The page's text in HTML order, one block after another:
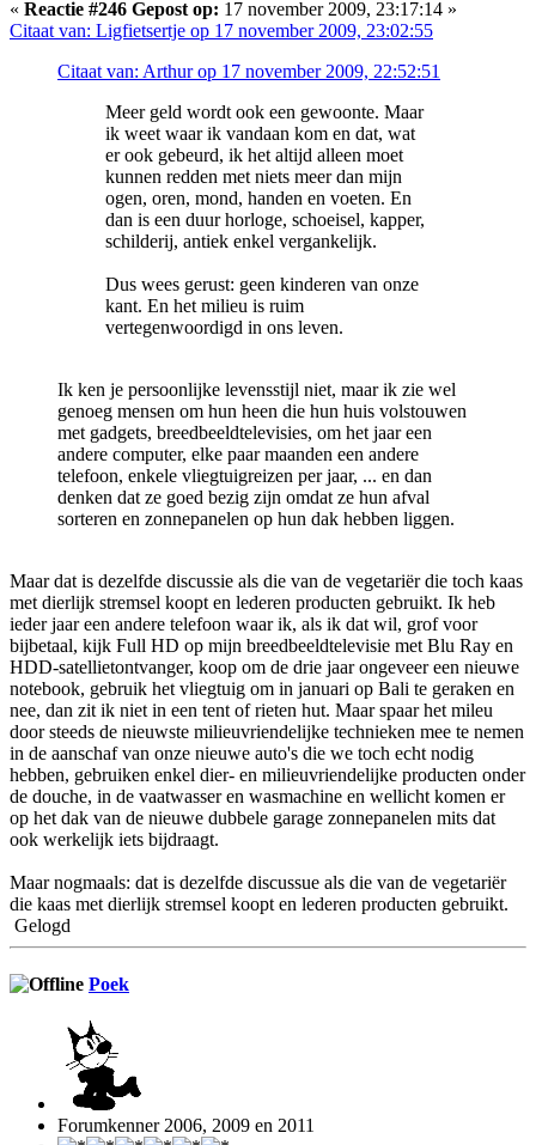
« Reactie #246 Gepost op: 17 november 2009, 23:17:14 »
Citaat van: Ligfietsertje op 17 november 2009, 23:02:55
Citaat van: Arthur op 17 november 2009, 22:52:51
Meer geld wordt ook een gewoonte. Maar
ik weet waar ik vandaan kom en dat, wat
er ook gebeurd, ik het altijd alleen moet
kunnen redden met niets meer dan mijn
ogen, oren, mond, handen en voeten. En
dan is een duur horloge, schoeisel, kapper,
schilderij, antiek enkel vergankelijk.
Dus wees gerust: geen kinderen van onze
kant. En het milieu is ruim
vertegenwoordigd in ons leven.
Ik ken je persoonlijke levensstijl niet, maar ik zie wel
genoeg mensen om hun heen die hun huis volstouwen
met gadgets, breedbeeldtelevisies, om het jaar een
andere computer, elke paar maanden een andere
telefoon, enkele vliegtuigreizen per jaar, ... en dan
denken dat ze goed bezig zijn omdat ze hun afval
sorteren en zonnepanelen op hun dak hebben liggen.
Maar dat is dezelfde discussie als die van de vegetariër die toch kaas
met dierlijk stremsel koopt en lederen producten gebruikt. Ik heb
ieder jaar een andere telefoon waar ik, als ik dat wil, grof voor
bijbetaal, kijk Full HD op mijn breedbeeldtelevisie met Blu Ray en
HDD-satellietontvanger, koop om de drie jaar ongeveer een nieuwe
notebook, gebruik het vliegtuig om in januari op Bali te geraken en
nee, dan zit ik niet in een tent of rieten hut. Maar spaar het mileu
door steeds de nieuwste milieuvriendelijke technieken mee te nemen
in de aanschaf van onze nieuwe auto's die we toch echt nodig
hebben, gebruiken enkel dier- en milieuvriendelijke producten onder
de douche, in de vaatwasser en wasmachine en wellicht komen er
op het dak van de nieuwe dubbele garage zonnepanelen mits dat
ook werkelijk iets bijdraagt.
Maar nogmaals: dat is dezelfde discussue als die van de vegetariër
die kaas met dierlijk stremsel koopt en lederen producten gebruikt.
Gelogd
Poek
Forumkenner 2006, 2009 en 2011